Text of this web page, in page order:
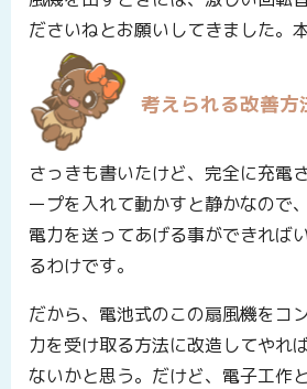
ださいねとお願いしてきました。
考えられる改善方
さっきも書いたけど、完全に充電
ープを入れて動かすと静かなので
電力を送ってあげる事ができれば
るわけです。
だから、電池式のこの扇風機をコ
力を受け取る方法に改造してやれ
ないかと思う。だけど、電子工作